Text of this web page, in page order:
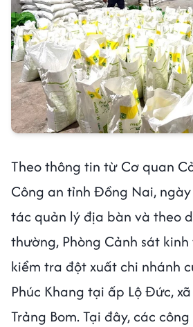
Theo thông tin từ Cơ quan
Công an tỉnh Đồng Nai,
tác quản lý địa bàn và theo
thường, Phòng Cảnh sát
kiểm tra đột xuất chi nhánh
Phúc Khang tại ấp Lộ Đức,
Trảng Bom. Tại đây, các